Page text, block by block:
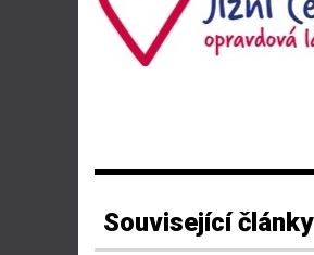
Související články